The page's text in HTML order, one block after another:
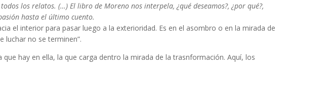
los relatos. (…) El libro de Moreno nos interpela, ¿qué deseamos?, ¿por qué?,
hasta el último cuento.
el interior para pasar luego a la exterioridad. Es en el asombro o en la mirada de
luchar no se terminen”.
hay en ella, la que carga dentro la mirada de la trasnformación. Aquí, los